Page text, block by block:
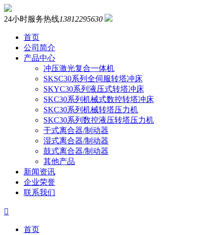
24小时服务热线13812295630
首页
公司简介
产品中心
冲压激光复合一体机
SKSC30系列全伺服转塔冲床
SKYC30系列液压式转塔冲床
SKC30系列机械式数控转塔冲床
SKC30系列机械转塔压力机
SKC30系列数控液压转塔压力机
干式离合器/制动器
湿式离合器/制动器
鼓式离合器/制动器
其他产品
新闻资讯
企业荣誉
联系我们

首页